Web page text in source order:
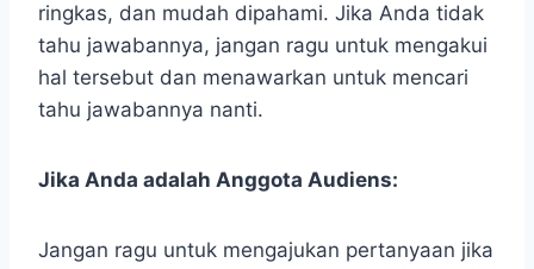
ringkas, dan mudah dipahami. Jika Anda tidak
tahu jawabannya, jangan ragu untuk mengakui
hal tersebut dan menawarkan untuk mencari
tahu jawabannya nanti.
Jika Anda adalah Anggota Audiens:
Jangan ragu untuk mengajukan pertanyaan jika